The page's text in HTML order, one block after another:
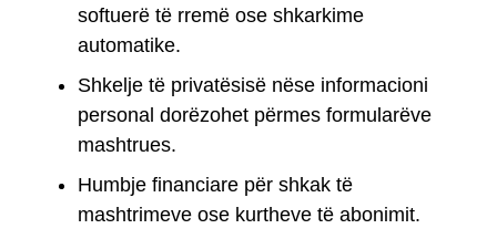
softuerë të rremë ose shkarkime
automatike.
Shkelje të privatësisë nëse informacioni
personal dorëzohet përmes formularëve
mashtrues.
Humbje financiare për shkak të
mashtrimeve ose kurtheve të abonimit.